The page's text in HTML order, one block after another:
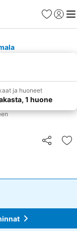
Suosikit
ja huoneet
1 huone
Jaa